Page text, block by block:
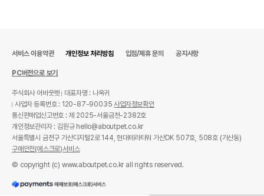
서비스 이용약관 개인정보 처리방침 입점/제휴 문의 공지사항
PC버전으로 보기
주식회사 어바웃펫
대표자명 : 나옥귀
사업자 등록번호 : 120-87-90035사업자정보확인
통신판매업신고번호 : 제 2025-서울금천-2382호
개인정보관리자 : 김원규 hello@aboutpet.co.kr
서울특별시 금천구 가산디지털2로 144, 현대테라타워 가산DK 507호, 508호 (가산동)
구매안전(에스크로)서비스
© copyright (c) www.aboutpet.co.kr all rights reserved.